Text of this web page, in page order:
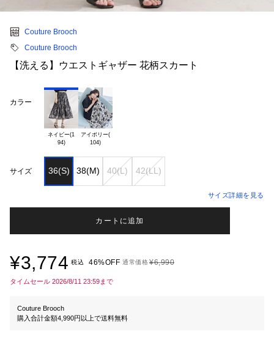
Couture Brooch
Couture Brooch
【洗える】ウエストギャザー 花柄スカート
カラー
ネイビー(1
94)
アイボリー(
サイズ 36(S) 38(M) 40(L) 42(LL)
サイズ詳細を見る
カートに追加
¥3,774 税込 46%OFF 通常価格¥6,990
タイムセール 2026/8/11 23:59まで
Couture Brooch
購入合計金額4,990円以上で送料無料